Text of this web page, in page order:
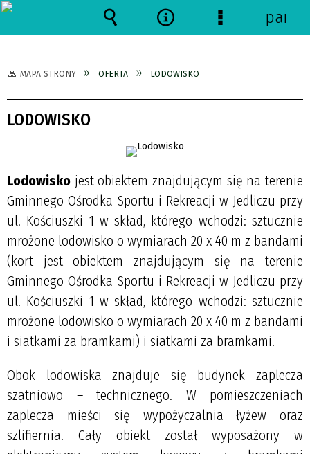
MAPA STRONY OFERTA LODOWISKO
LODOWISKO
Lodowisko jest obiektem znajdującym się na terenie
Gminnego Ośrodka Sportu i Rekreacji w Jedliczu przy
ul. Kościuszki 1 w skład, którego wchodzi: sztucznie
mrożone lodowisko o wymiarach 20 x 40 m z bandami
(kort jest obiektem znajdującym się na terenie
Gminnego Ośrodka Sportu i Rekreacji w Jedliczu przy
ul. Kościuszki 1 w skład, którego wchodzi: sztucznie
mrożone lodowisko o wymiarach 20 x 40 m z bandami
i siatkami za bramkami) i siatkami za bramkami.
Obok lodowiska znajduje się budynek zaplecza
szatniowo – technicznego. W pomieszczeniach
zaplecza mieści się wypożyczalnia łyżew oraz
szlifiernia. Cały obiekt został wyposażony w
Wyszukiwarka
NarzędziaMenu
panel